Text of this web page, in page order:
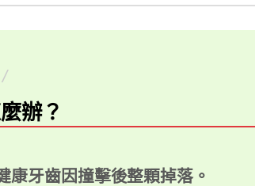
辦？
康牙齒因撞擊後整顆掉落。